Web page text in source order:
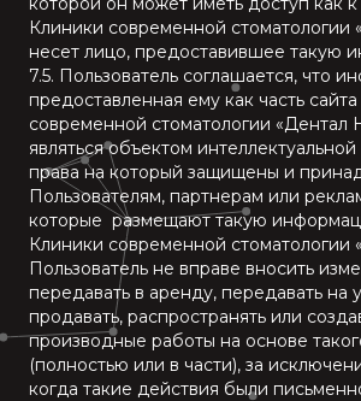
Клиники современной стоматологии
несет лицо, предоставившее такую
7.5. Пользователь соглашается, что
предоставленная ему как часть
современной стоматологии «Дентал
являться объектом
права на который защищены и
Пользователям, партнерам или
которые размещают такую
Клиники современной стоматологии
Пользователь не вправе вносить
передавать в аренду, передавать на
продавать, распространять или
производные работы на основе
(полностью или в части), за
когда такие действия были